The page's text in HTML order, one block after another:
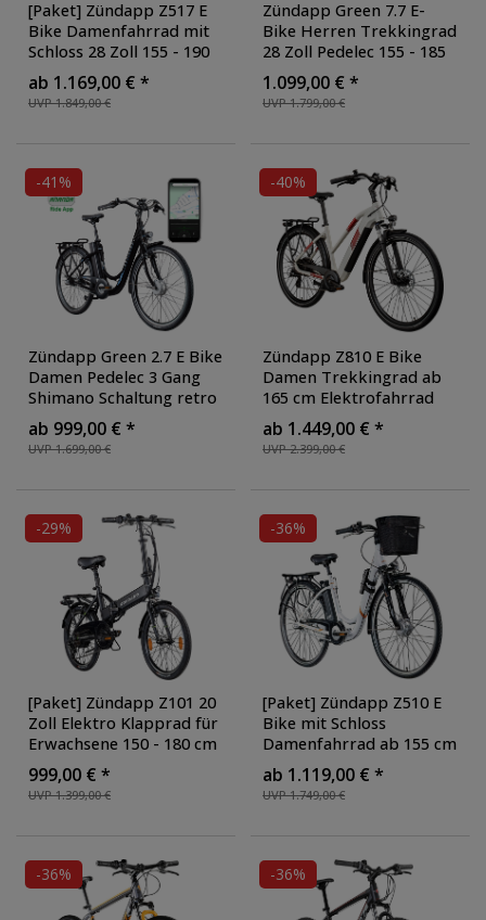
[Paket] Zündapp Z517 E
Bike Damenfahrrad mit
Schloss 28 Zoll 155 - 190
cm mit 7 Gang
Nabenschaltung Rücktritt
Pedelec Hollandrad
Faltschloss
schwarz
UVP 1.849,00 €
ab 1.169,00 € *
Zündapp Green 7.7 E-
Bike Herren Trekkingrad
28 Zoll Pedelec 155 - 185
cm Trekkingbike mit 21
Gang E Fahrrad StVZO
Tourenrad, Farbe:
UVP 1.799,00 €
1.099,00 € *
-41%
Zündapp Green 2.7 E Bike
Damen Pedelec 3 Gang
Shimano Schaltung retro
26 Zoll Damenfahrrad
Elektrofahrrad 140-165
cm StVZO Hollandrad
UVP 1.699,00 €
ab 999,00 € *
-40%
Zündapp Z810 E Bike
Damen Trekkingrad ab
165 cm Elektrofahrrad
550 Wh Pedelec Trekking
Rad Fahrrad mit 8 Gang
und Beleuchtung StVZO
UVP 2.399,00 €
ab 1.449,00 € *
-29%
[Paket] Zündapp Z101 20
Zoll Elektro Klapprad für
Erwachsene 150 - 180 cm
6 Gang E Klappfahrrad E
Bike Faltrad Pedelec
StVZO, Farbe: schwarz
UVP 1.399,00 €
999,00 € *
-36%
[Paket] Zündapp Z510 E
Bike mit Schloss
Damenfahrrad ab 155 cm
Rücktritt Pedelec 28 Zoll
Fahrrad mit tiefem
Einstieg Hollandrad mit 3
Faltschloss, Farbe:
weiß/orange
UVP 1.749,00 €
ab 1.119,00 € *
-36% -36%